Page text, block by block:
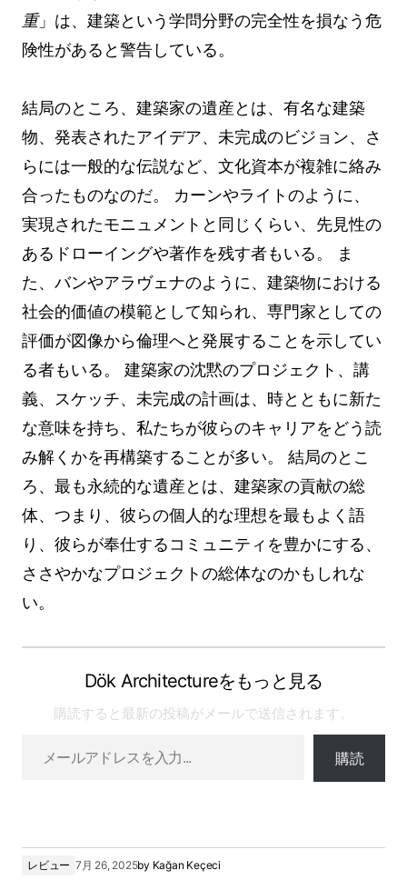
重」は、建築という学問分野の完全性を損なう危
険性があると警告している。
結局のところ、建築家の遺産とは、有名な建築
物、発表されたアイデア、未完成のビジョン、さ
らには一般的な伝説など、文化資本が複雑に絡み
合ったものなのだ。 カーンやライトのように、
実現されたモニュメントと同じくらい、先見性の
あるドローイングや著作を残す者もいる。 ま
た、バンやアラヴェナのように、建築物における
社会的価値の模範として知られ、専門家としての
評価が図像から倫理へと発展することを示してい
る者もいる。 建築家の沈黙のプロジェクト、講
義、スケッチ、未完成の計画は、時とともに新た
な意味を持ち、私たちが彼らのキャリアをどう読
み解くかを再構築することが多い。 結局のとこ
ろ、最も永続的な遺産とは、建築家の貢献の総
体、つまり、彼らの個人的な理想を最もよく語
り、彼らが奉仕するコミュニティを豊かにする、
ささやかなプロジェクトの総体なのかもしれな
い。
Dök Architectureをもっと見る
購読すると最新の投稿がメールで送信されます。
購読
レビュー 7月 26, 2025by Kağan Keçeci